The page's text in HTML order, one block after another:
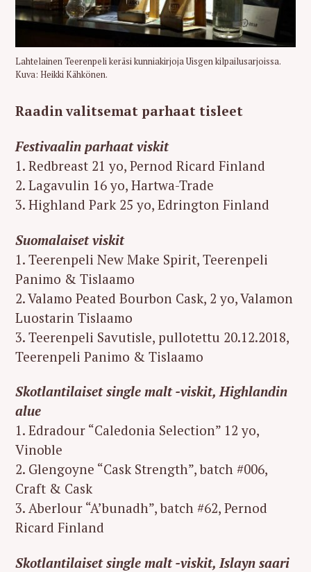
Lahtelainen Teerenpeli keräsi kunniakirjoja Uisgen kilpailusarjoissa.
Kuva: Heikki Kähkönen.
Raadin valitsemat parhaat tisleet
Festivaalin parhaat viskit
1. Redbreast 21 yo, Pernod Ricard Finland
2. Lagavulin 16 yo, Hartwa-Trade
3. Highland Park 25 yo, Edrington Finland
Suomalaiset viskit
1. Teerenpeli New Make Spirit, Teerenpeli
Panimo & Tislaamo
2. Valamo Peated Bourbon Cask, 2 yo, Valamon
Luostarin Tislaamo
3. Teerenpeli Savutisle, pullotettu 20.12.2018,
Teerenpeli Panimo & Tislaamo
Skotlantilaiset single malt -viskit, Highlandin
alue
1. Edradour “Caledonia Selection” 12 yo,
Vinoble
2. Glengoyne “Cask Strength”, batch #006,
Craft & Cask
3. Aberlour “A’bunadh”, batch #62, Pernod
Ricard Finland
Skotlantilaiset single malt -viskit, Islayn saari